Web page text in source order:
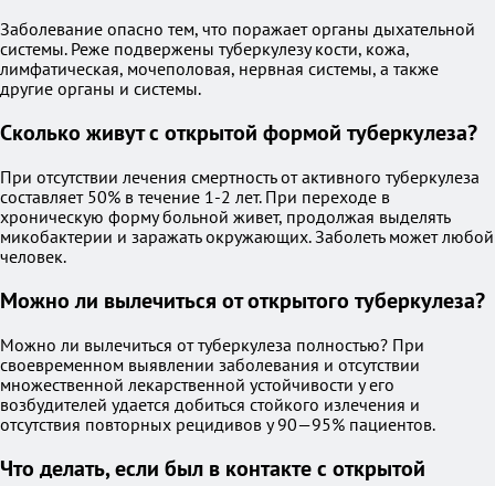
Заболевание опасно тем, что поражает органы дыхательной
системы. Реже подвержены туберкулезу кости, кожа,
лимфатическая, мочеполовая, нервная системы, а также
другие органы и системы.
Сколько живут с открытой формой туберкулеза?
При отсутствии лечения смертность от активного туберкулеза
составляет 50% в течение 1-2 лет. При переходе в
хроническую форму больной живет, продолжая выделять
микобактерии и заражать окружающих. Заболеть может любой
человек.
Можно ли вылечиться от открытого туберкулеза?
Можно ли вылечиться от туберкулеза полностью? При
своевременном выявлении заболевания и отсутствии
множественной лекарственной устойчивости у его
возбудителей удается добиться стойкого излечения и
отсутствия повторных рецидивов у 90—95% пациентов.
Что делать, если был в контакте с открытой